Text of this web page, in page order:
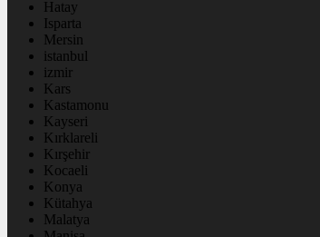
Hatay
Isparta
Mersin
istanbul
izmir
Kars
Kastamonu
Kayseri
Kırklareli
Kırşehir
Kocaeli
Konya
Kütahya
Malatya